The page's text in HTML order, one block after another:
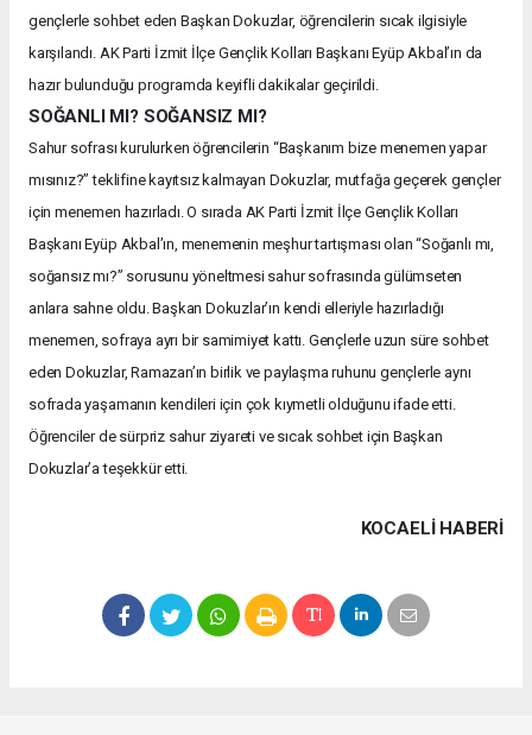
gençlerle sohbet eden Başkan Dokuzlar, öğrencilerin sıcak ilgisiyle
karşılandı. AK Parti İzmit İlçe Gençlik Kolları Başkanı Eyüp Akbal’ın da
hazır bulunduğu programda keyifli dakikalar geçirildi.
SOĞANLI MI? SOĞANSIZ MI?
Sahur sofrası kurulurken öğrencilerin “Başkanım bize menemen yapar
mısınız?” teklifine kayıtsız kalmayan Dokuzlar, mutfağa geçerek gençler
için menemen hazırladı. O sırada AK Parti İzmit İlçe Gençlik Kolları
Başkanı Eyüp Akbal’ın, menemenin meşhur tartışması olan “Soğanlı mı,
soğansız mı?” sorusunu yöneltmesi sahur sofrasında gülümseten
anlara sahne oldu. Başkan Dokuzlar’ın kendi elleriyle hazırladığı
menemen, sofraya ayrı bir samimiyet kattı. Gençlerle uzun süre sohbet
eden Dokuzlar, Ramazan’ın birlik ve paylaşma ruhunu gençlerle aynı
sofrada yaşamanın kendileri için çok kıymetli olduğunu ifade etti.
Öğrenciler de sürpriz sahur ziyareti ve sıcak sohbet için Başkan
Dokuzlar’a teşekkür etti.
KOCAELI HABERİ